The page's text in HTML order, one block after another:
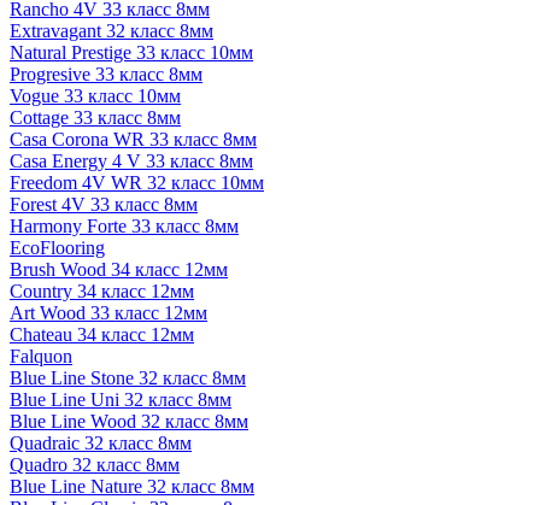
Rancho 4V 33 класс 8мм
Extravagant 32 класс 8мм
Natural Prestige 33 класс 10мм
Progresive 33 класс 8мм
Vogue 33 класс 10мм
Cottage 33 класс 8мм
Casa Corona WR 33 класс 8мм
Casa Energy 4 V 33 класс 8мм
Freedom 4V WR 32 класс 10мм
Forest 4V 33 класс 8мм
Harmony Forte 33 класс 8мм
EcoFlooring
Brush Wood 34 класс 12мм
Country 34 класс 12мм
Art Wood 33 класс 12мм
Chateau 34 класс 12мм
Falquon
Blue Line Stone 32 класс 8мм
Blue Line Uni 32 класс 8мм
Blue Line Wood 32 класс 8мм
Quadraic 32 класс 8мм
Quadro 32 класс 8мм
Blue Line Nature 32 класс 8мм